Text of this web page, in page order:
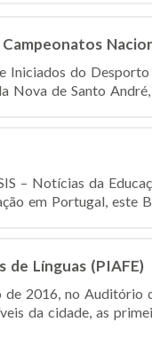
Iniciados do
Nova de Santo
– Notícias da
em Portugal, este
de Línguas (PIAFE)
2016, no
da cidade, as